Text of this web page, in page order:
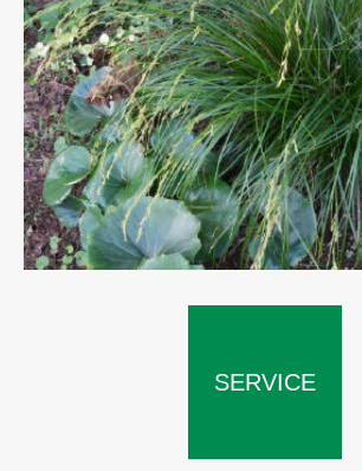
CONCEPT
SERVICE